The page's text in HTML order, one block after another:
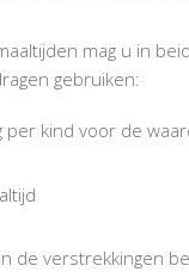
mag u in
gebruiken:
per kind voor de
de verstrekkingen